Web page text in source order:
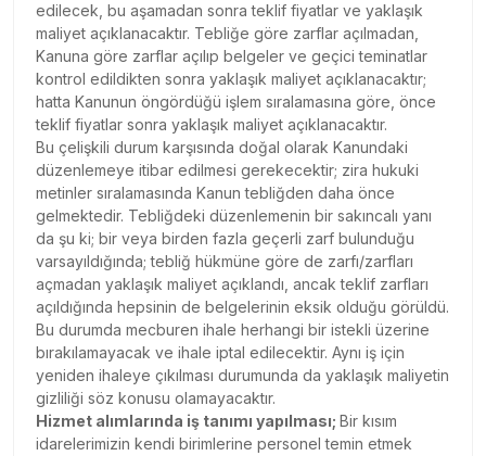
edilecek, bu aşamadan sonra teklif fiyatlar ve yaklaşık
maliyet açıklanacaktır. Tebliğe göre zarflar açılmadan,
Kanuna göre zarflar açılıp belgeler ve geçici teminatlar
kontrol edildikten sonra yaklaşık maliyet açıklanacaktır;
hatta Kanunun öngördüğü işlem sıralamasına göre, önce
teklif fiyatlar sonra yaklaşık maliyet açıklanacaktır.
Bu çelişkili durum karşısında doğal olarak Kanundaki
düzenlemeye itibar edilmesi gerekecektir; zira hukuki
metinler sıralamasında Kanun tebliğden daha önce
gelmektedir. Tebliğdeki düzenlemenin bir sakıncalı yanı
da şu ki; bir veya birden fazla geçerli zarf bulunduğu
varsayıldığında; tebliğ hükmüne göre de zarfı/zarfları
açmadan yaklaşık maliyet açıklandı, ancak teklif zarfları
açıldığında hepsinin de belgelerinin eksik olduğu görüldü.
Bu durumda mecburen ihale herhangi bir istekli üzerine
bırakılamayacak ve ihale iptal edilecektir. Aynı iş için
yeniden ihaleye çıkılması durumunda da yaklaşık maliyetin
gizliliği söz konusu olamayacaktır.
Hizmet alımlarında iş tanımı yapılması; Bir kısım
idarelerimizin kendi birimlerine personel temin etmek